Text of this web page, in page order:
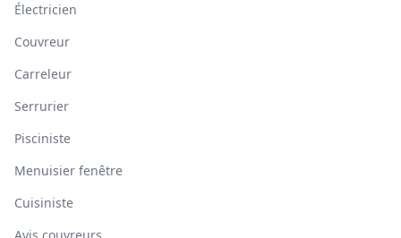
Électricien
Couvreur
Carreleur
Serrurier
Pisciniste
Menuisier fenêtre
Cuisiniste